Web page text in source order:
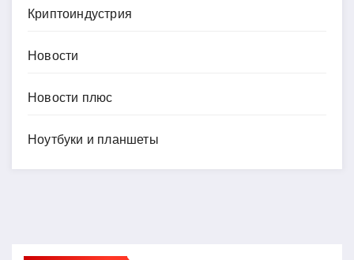
Криптоиндустрия
Новости
Новости плюс
Ноутбуки и планшеты